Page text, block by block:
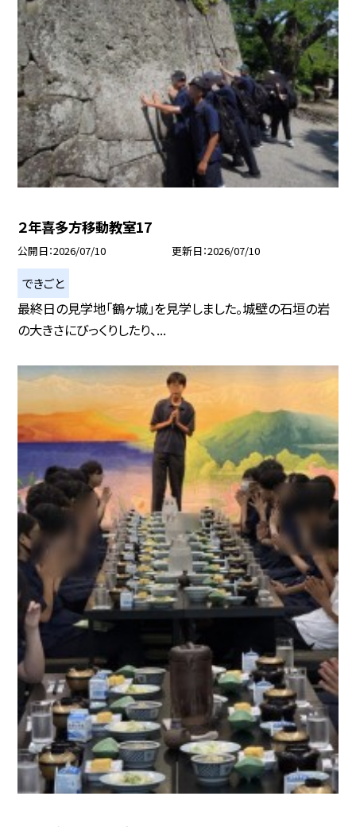
２年喜多方移動教室17
公開日 2026/07/10 更新日 2026/07/10
できごと
最終日の見学地「鶴ヶ城」を見学しました。城壁の石垣の岩
の大きさにびっくりしたり、...